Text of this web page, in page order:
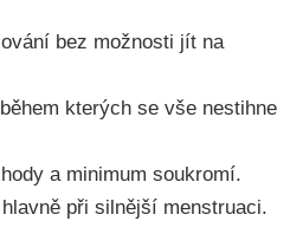
bez možnosti jít na
kterých se vše nestihne
a minimum soukromí.
při silnější menstruaci.